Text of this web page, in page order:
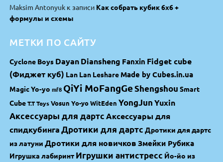
Maksim Antonyuk к записи Как собрать кубик 6х6 +
формулы и схемы
МЕТКИ ПО САЙТУ
Cyclone Boys DayanDiansheng Fanxin Fidget cube
(Фиджет куб) Lan Lan Leshare Made by Cubes.in.ua
Magic Yo-yo mf8 QiYi MoFangGeShengshou Smart
Cube T.T Toys Vosun Yo-yoWitEden YongJun Yuxin
Аксессуары для дартс Аксессуары для
спидкубинга Дротики для дартс Дротики для дартс
из латуни Дротики для новичков Змейки Рубика
Игрушка лабиринт Игрушки антистресс Йо-йо из